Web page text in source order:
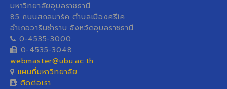
มหาวิทยาลัยอุบลราชธานี
85 ถนนสถลมาร์ค ตำบลเมืองศรีไค
อำเภอวารินชำราบ จังหวัดอุบลราชธานี
0-4535-3000
0-4535-3048
webmaster@ubu.ac.th
แผนที่มหาวิทยาลัย
ติดต่อเรา